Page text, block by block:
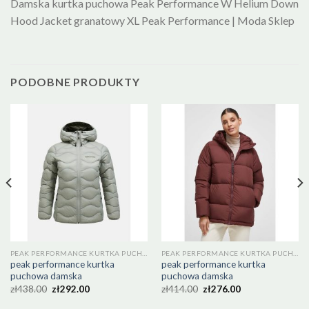
Damska kurtka puchowa Peak Performance W Helium Down
Hood Jacket granatowy XL Peak Performance | Moda Sklep
PODOBNE PRODUKTY
peak performance kurtka
puchowa damska
zł438.00 zł292.00
peak performance kurtka
puchowa damska
zł414.00 zł276.00